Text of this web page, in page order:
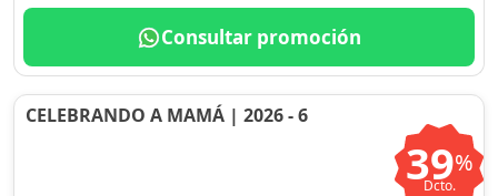
Consultar promoción
CELEBRANDO A MAMÁ | 2026 - 6
39%
Dcto.